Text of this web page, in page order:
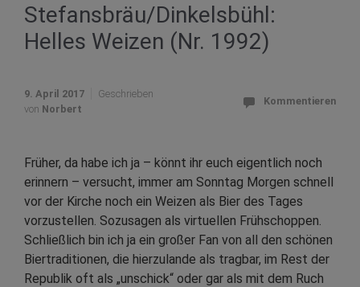
Stefansbräu/Dinkelsbühl:
Helles Weizen (Nr. 1992)
9. April 2017
Geschrieben
von Norbert
Kommentieren
Früher, da habe ich ja – könnt ihr euch eigentlich noch
erinnern – versucht, immer am Sonntag Morgen schnell
vor der Kirche noch ein Weizen als Bier des Tages
vorzustellen. Sozusagen als virtuellen Frühschoppen.
Schließlich bin ich ja ein großer Fan von all den schönen
Biertraditionen, die hierzulande als tragbar, im Rest der
Republik oft als „unschick“ oder gar als mit dem Ruch